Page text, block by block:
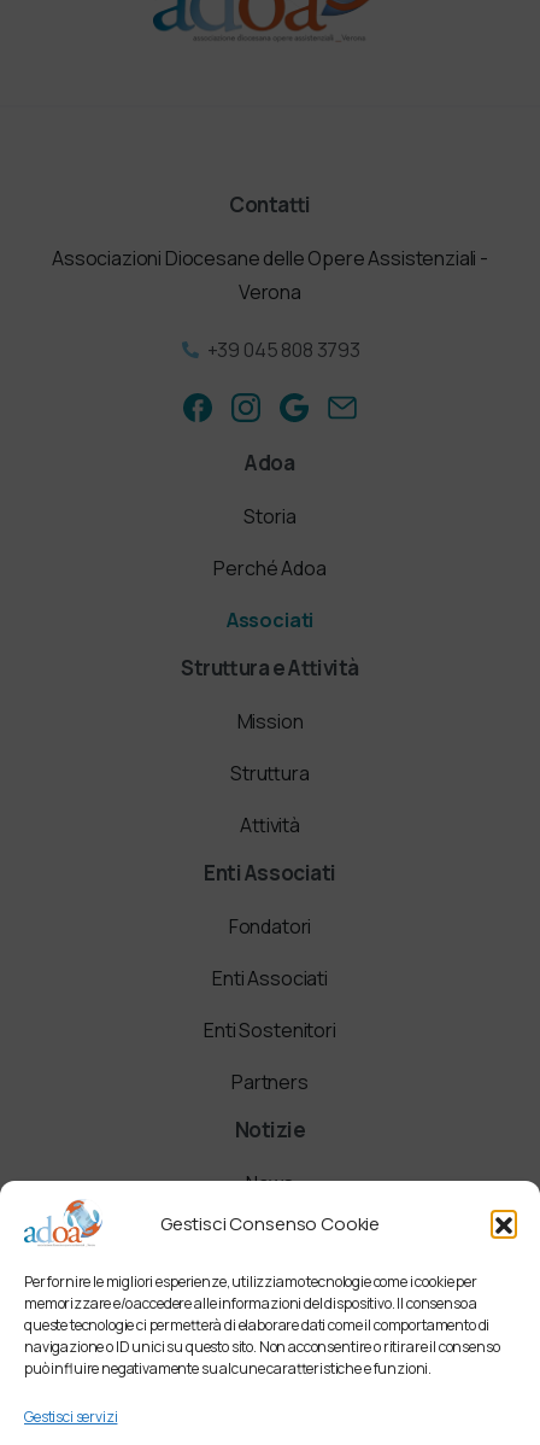
Gestisci Consenso Cookie
Per fornire le migliori esperienze, utilizziamo tecnologie come i cookie per
memorizzare e/o accedere alle informazioni del dispositivo. Il consenso a
queste tecnologie ci permetterà di elaborare dati come il comportamento di
navigazione o ID unici su questo sito. Non acconsentire o ritirare il consenso
può influire negativamente su alcune caratteristiche e funzioni.
Gestisci servizi
Contatti
Associazioni Diocesane delle Opere Assistenziali -
Verona
+39 045 808 3793
Adoa
Storia
Perché Adoa
Associati
Struttura e Attività
Mission
Struttura
Attività
Enti Associati
Fondatori
Enti Associati
Enti Sostenitori
Partners
Notizie
News
Comunicati
Newsletter